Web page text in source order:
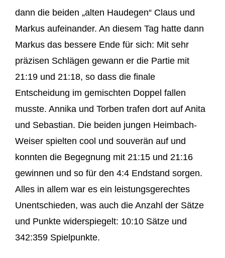
dann die beiden „alten Haudegen“ Claus und
Markus aufeinander. An diesem Tag hatte dann
Markus das bessere Ende für sich: Mit sehr
präzisen Schlägen gewann er die Partie mit
21:19 und 21:18, so dass die finale
Entscheidung im gemischten Doppel fallen
musste. Annika und Torben trafen dort auf Anita
und Sebastian. Die beiden jungen Heimbach-
Weiser spielten cool und souverän auf und
konnten die Begegnung mit 21:15 und 21:16
gewinnen und so für den 4:4 Endstand sorgen.
Alles in allem war es ein leistungsgerechtes
Unentschieden, was auch die Anzahl der Sätze
und Punkte widerspiegelt: 10:10 Sätze und
342:359 Spielpunkte.